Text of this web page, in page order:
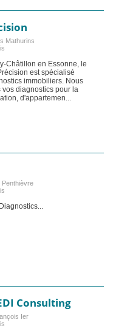
Mathurins
Châtillon en Essonne, le
est spécialisé
immobiliers. Nous
vos diagnostics pour la
d'appartemen...
Penthièvre
Consulting
Ier